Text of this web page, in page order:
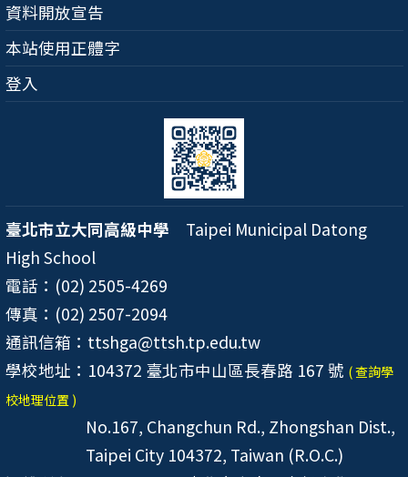
資料開放宣告
本站使用正體字
登入
臺北市立大同高級中學 Taipei Municipal Datong
High School
電話：(02) 2505-4269
傳真：(02) 2507-2094
通訊信箱：ttshga@ttsh.tp.edu.tw
學校地址：104372 臺北市中山區長春路 167 號 ( 查詢學
校地理位置 )
No.167, Changchun Rd., Zhongshan Dist.,
Taipei City 104372, Taiwan (R.O.C.)